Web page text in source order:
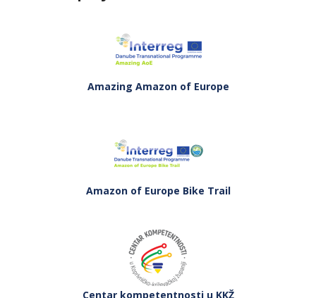
Amazing Amazon of Europe
Amazon of Europe Bike Trail
Centar kompetentnosti u KKŽ